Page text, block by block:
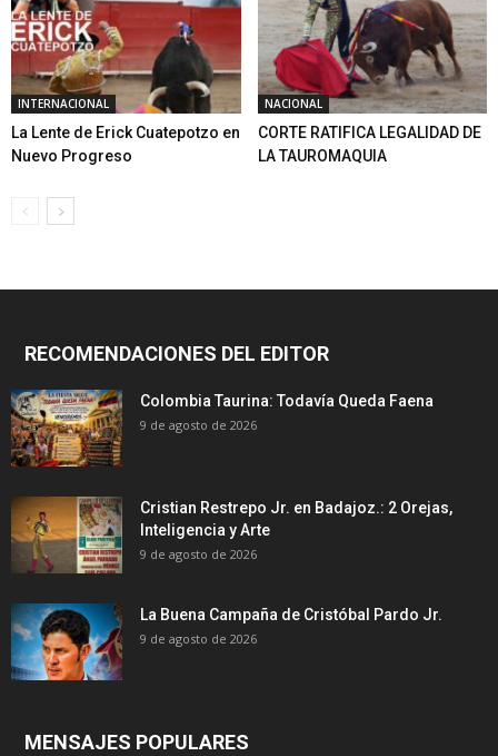
INTERNACIONAL
La Lente de Erick Cuatepotzo en
Nuevo Progreso
NACIONAL
CORTE RATIFICA LEGALIDAD DE
LA TAUROMAQUIA
RECOMENDACIONES DEL EDITOR
Colombia Taurina: Todavía Queda Faena
9 de agosto de 2026
Cristian Restrepo Jr. en Badajoz.: 2 Orejas,
Inteligencia y Arte
9 de agosto de 2026
La Buena Campaña de Cristóbal Pardo Jr.
9 de agosto de 2026
MENSAJES POPULARES